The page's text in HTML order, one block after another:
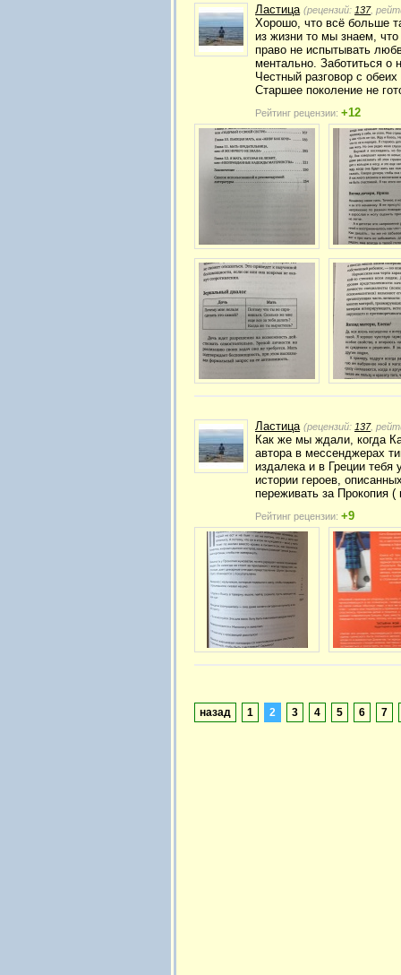
Ластица (рецензий: 137,
Хорошо, что всё больше
из жизни то мы знаем, что
право не испытывать
ментально. Заботиться о
Честный разговор с
Старшее поколение не
Рейтинг рецензии: +12
Ластица (рецензий: 137,
Как же мы ждали, когда
автора в мессенджерах
издалека и в Греции
истории героев,
переживать за Прокопия
Рейтинг рецензии: +9
назад 1 2 3 4 5 6 7